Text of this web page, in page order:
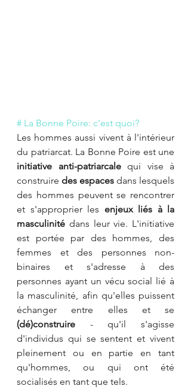
# La Bonne Poire: c'est quoi?
Les hommes aussi vivent à l'intérieur
initiative anti-patriarcale qui vise à
construire des espaces dans lesquels
des hommes peuvent se rencontrer
et s'approprier les enjeux liés à la
masculinité dans leur vie. L'initiative
est portée par des hommes, des
femmes et des personnes non-
binaires et s'adresse à des
personnes ayant un vécu social lié à
la masculinité, afin qu'elles puissent
(dé)construire - qu'il s'agisse
d'individus qui se sentent et vivent
pleinement ou en partie en tant
qu'hommes, ou qui ont été
socialisés en tant que tels.